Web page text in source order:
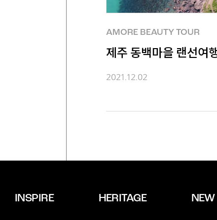
AMORE BEAUTY TOUR
제주 동백마을 랜선여
2021.12.02
HERITAGE
INSPIRE